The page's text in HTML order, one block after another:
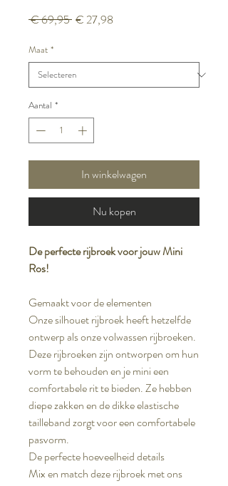
€ 69,95 Normale
€ 27,98Verkoopprijs
Maat *
Aantal *
In winkelwagen
Nu kopen
De perfecte rijbroek voor jouw Mini
Ros!
Gemaakt voor de elementen
Onze silhouet rijbroek heeft hetzelfde
ontwerp als onze volwassen rijbroeken.
Deze rijbroeken zijn ontworpen om hun
vorm te behouden en je mini een
comfortabele rit te bieden. Ze hebben
diepe zakken en de dikke elastische
tailleband zorgt voor een comfortabele
pasvorm.
De perfecte hoeveelheid details
Mix en match deze rijbroek met ons